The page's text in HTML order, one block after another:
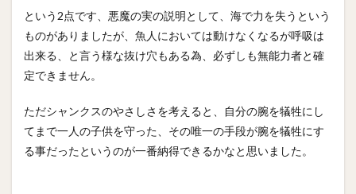
という2点です、悪魔の実の説明として、海で力を失うという
ものがありましたが、魚人においては動けなくなるが呼吸は
出来る、と言う様な抜け穴もある為、必ずしも無能力者と確
定できません。
ただシャンクスのやさしさを考えると、自分の腕を犠牲にし
てまで一人の子供を守った、その唯一の手段が腕を犠牲にす
る事だったというのが一番納得できるかなと思いました。